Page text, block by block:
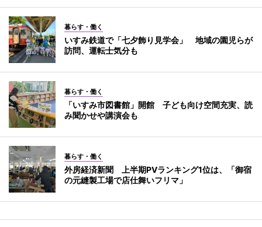
暮らす・働く
いすみ鉄道で「七夕飾り見学会」 地域の園児らが
訪問、運転士気分も
暮らす・働く
「いすみ市図書館」開館 子ども向け空間充実、読
み聞かせや講演会も
暮らす・働く
外房経済新聞 上半期PVランキング1位は、「御宿
の元縫製工場で店仕舞いフリマ」